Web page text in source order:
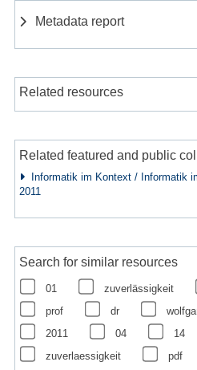
Metadata report
Related resources
Related featured and public
Informatik im Kontext / Informatik
2011
Search for similar resources
01 zuverlässigkeit
prof
dr
2011
04 14
zuverlaessigkeit
pdf